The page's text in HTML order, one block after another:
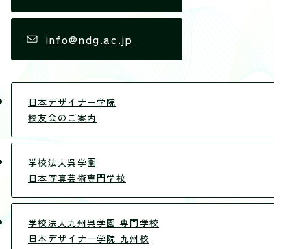
info@ndg.ac.jp
日本デザイナー学院
校友会のご案内
学校法人呉学園
日本写真芸術専門学校
学校法人九州呉学園 専門学校
日本デザイナー学院 九州校